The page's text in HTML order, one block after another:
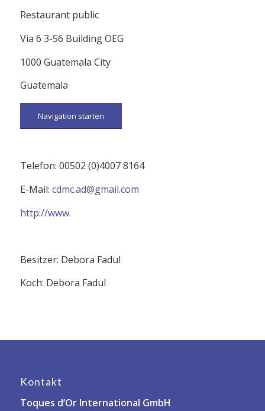
Restaurant public
Via 6 3-56 Building OEG
1000 Guatemala City
Guatemala
Navigation starten
Telefon: 00502 (0)4007 8164
E-Mail: cdmc.ad@gmail.com
http://www.
Besitzer: Debora Fadul
Koch: Debora Fadul
Kontakt
Toques d’Or International GmbH